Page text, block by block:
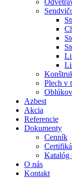
Plech v
Azbest
Akcia
Referencie
Dokumenty
Cenník
Katalóg
O nás
Kontakt